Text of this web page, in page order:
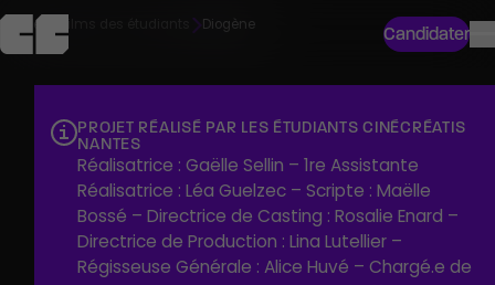
Candidater
Accueil Diogène
divorce de ses parents. Désirant renouer avec son
père, elle décide de retourner vivre chez lui. Mais elle
découvre rapidement que son père, Armand, est
atteint du syndrome de Diogène.
Peu à peu, la maison devient un cauchemar : un
espace oppressant et presque vivant. Iris tente de
s’habituer à cet environnement tout en cachant la
PROJET RÉALISÉ PAR LES ÉTUDIANTS CINÉCRÉATIS
NANTES
Réalisatrice : Gaëlle Sellin – 1re Assistante
Réalisatrice : Léa Guelzec – Scripte : Maëlle
Bossé – Directrice de Casting : Rosalie Enard –
Directrice de Production : Lina Lutellier –
Régisseuse Générale : Alice Huvé – Chargé.e de